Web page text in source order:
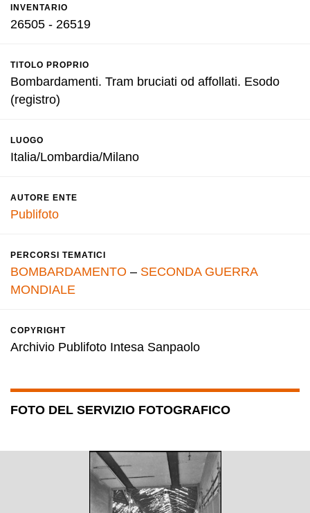
INVENTARIO
26505 - 26519
TITOLO PROPRIO
Bombardamenti. Tram bruciati od affollati. Esodo
(registro)
LUOGO
Italia/Lombardia/Milano
AUTORE ENTE
Publifoto
PERCORSI TEMATICI
BOMBARDAMENTO – SECONDA GUERRA
MONDIALE
COPYRIGHT
Archivio Publifoto Intesa Sanpaolo
FOTO DEL SERVIZIO FOTOGRAFICO